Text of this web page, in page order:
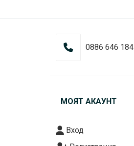
0886 646 184
МОЯТ АКАУНТ
Вход